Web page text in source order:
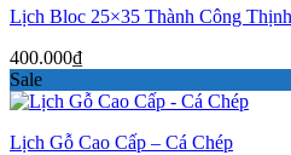
Lịch Bloc 25×35 Thành Công
400.000₫
Sale
Lịch Gỗ Cao Cấp – Cá Chép